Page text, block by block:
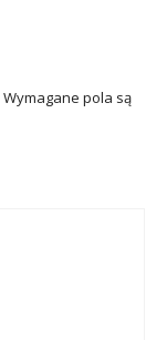
Wymagane pola są